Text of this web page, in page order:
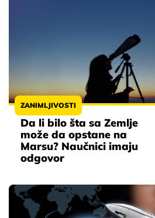
ZANIMLJIVOSTI
Da li bilo šta sa Zemlje
može da opstane na
Marsu? Naučnici imaju
odgovor